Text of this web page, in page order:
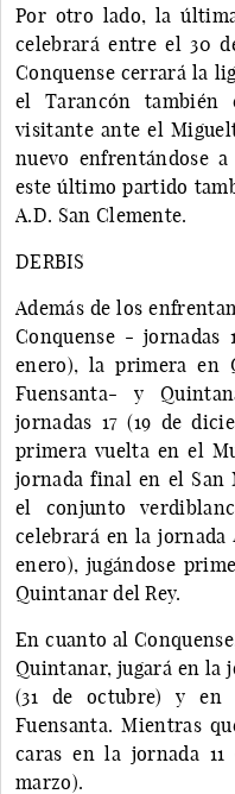
Por otro lado, la
celebrará entre el 30
Conquense cerrará la
el Tarancón también
visitante ante el
nuevo enfrentándose
este último partido
A.D. San Clemente.
DERBIS
Además de los
Conquense - jornadas
enero), la primera en
Fuensanta- y
jornadas 17 (19 de
primera vuelta en el
jornada final en el San
el conjunto
celebrará en la jornada
enero), jugándose
Quintanar del Rey.
En cuanto al
Quintanar, jugará en la
(31 de octubre) y
Fuensanta. Mientras
caras en la jornada 11
marzo).